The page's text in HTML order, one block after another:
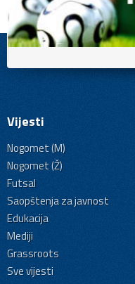
Vijesti
Nogomet (M)
Nogomet (Ž)
Futsal
Saopštenja za javnost
Edukacija
Mediji
Grassroots
Sve vijesti